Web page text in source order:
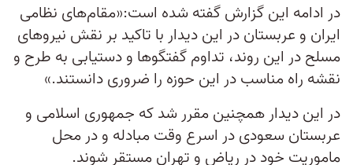
در ادامه این گزارش گفته شده است:«مقام‌های نظامی
ایران و عربستان در این دیدار با تاکید بر نقش نیروهای
مسلح در این روند، تداوم گفتگوها و دستیابی به طرح و
نقشه راه مناسب در این حوزه را ضروری دانستند.»
در این دیدار همچنین مقرر شد که جمهوری اسلامی و
عربستان سعودی در اسرع وقت مبادله و در محل
ماموریت خود در ریاض و تهران مستقر شوند.